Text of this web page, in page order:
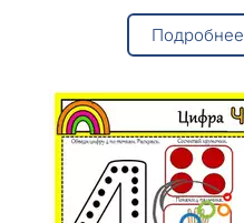
Подробнее